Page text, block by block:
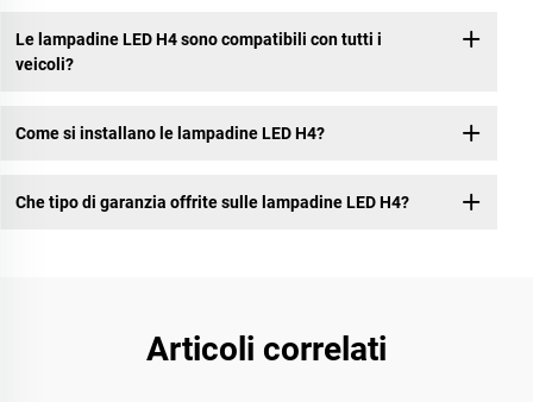
Le lampadine LED H4 sono compatibili con tutti i
veicoli?
Come si installano le lampadine LED H4?
Che tipo di garanzia offrite sulle lampadine LED H4?
Articoli correlati